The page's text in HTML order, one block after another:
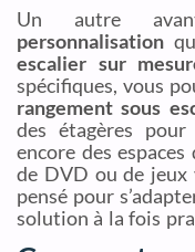
Un autre
personnalisation
escalier sur
spécifiques, vous
rangement sous
des étagères
encore des
de DVD ou de jeux
pensé pour
solution à la fois